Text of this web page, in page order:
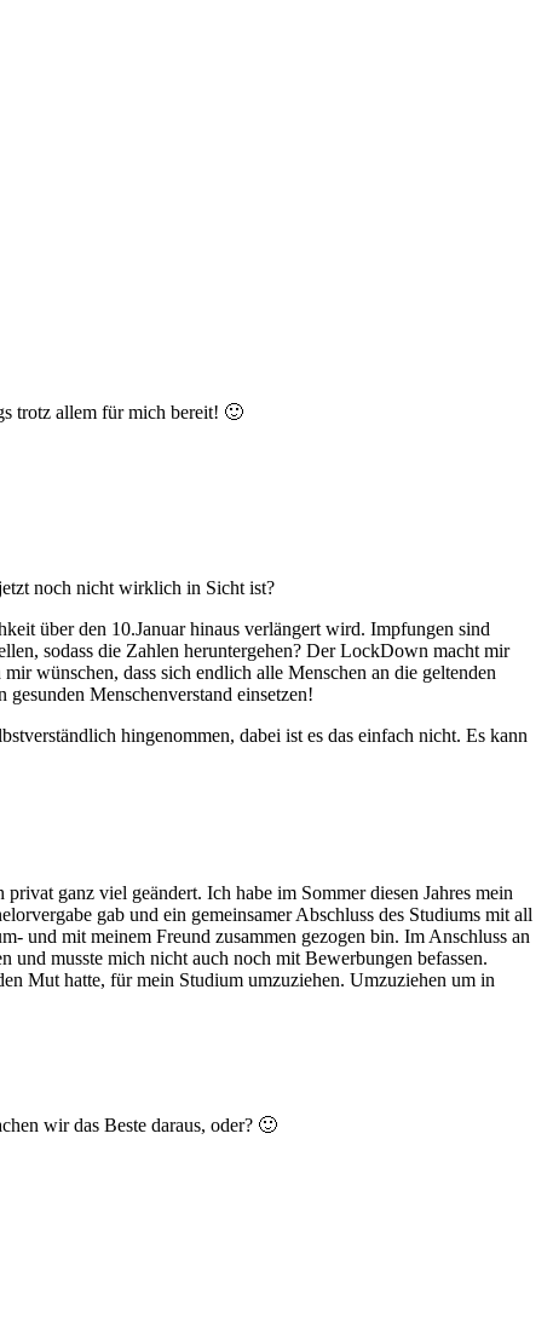
trotz allem für mich bereit! 🙂
noch nicht wirklich in Sicht ist?
über den 10.Januar hinaus verlängert wird. Impfungen sind
sodass die Zahlen heruntergehen? Der LockDown macht mir
wünschen, dass sich endlich alle Menschen an die geltenden
Menschenverstand einsetzen!
hingenommen, dabei ist es das einfach nicht. Es kann
ganz viel geändert. Ich habe im Sommer diesen Jahres mein
gab und ein gemeinsamer Abschluss des Studiums mit all
und mit meinem Freund zusammen gezogen bin. Im Anschluss an
musste mich nicht auch noch mit Bewerbungen befassen.
Mut hatte, für mein Studium umzuziehen. Umzuziehen um in
wir das Beste daraus, oder? 🙂